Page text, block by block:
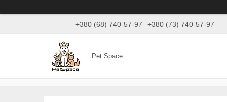
+380 (68) 740-57-97 +380 (73) 740-57-97
Pet Space